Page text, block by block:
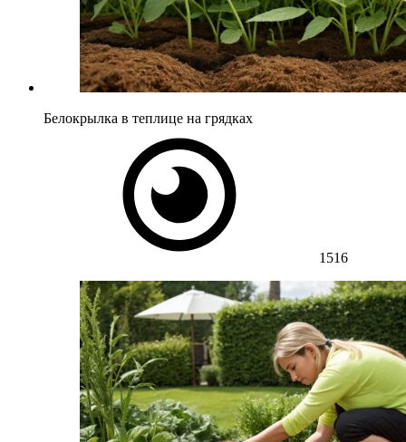
Белокрылка в теплице на грядках
1516